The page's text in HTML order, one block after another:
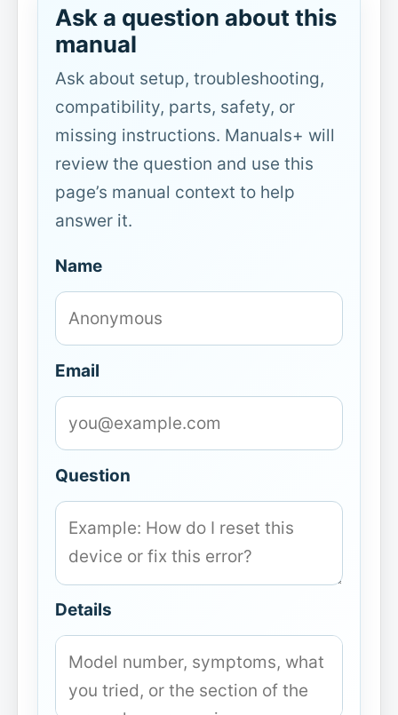
Ask a question about this
manual
Ask about setup, troubleshooting,
compatibility, parts, safety, or
missing instructions. Manuals+ will
review the question and use this
page’s manual context to help
answer it.
Name
Email
Question
Details